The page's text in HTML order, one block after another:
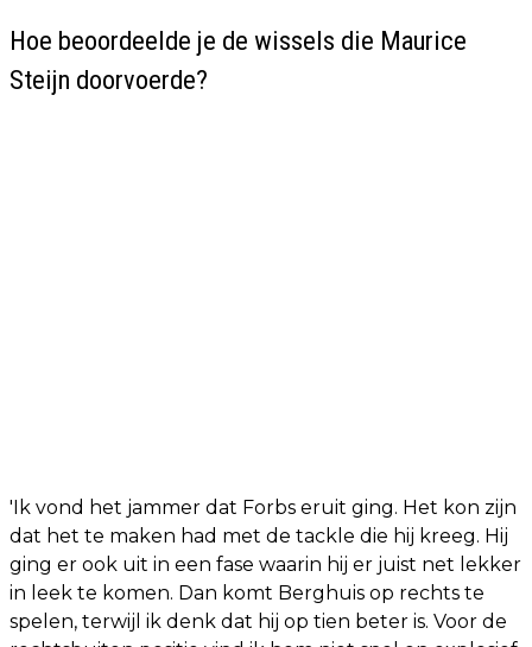
Hoe beoordeelde je de wissels die Maurice
Steijn doorvoerde?
'Ik vond het jammer dat Forbs eruit ging. Het kon zijn
dat het te maken had met de tackle die hij kreeg. Hij
ging er ook uit in een fase waarin hij er juist net lekker
in leek te komen. Dan komt Berghuis op rechts te
spelen, terwijl ik denk dat hij op tien beter is. Voor de